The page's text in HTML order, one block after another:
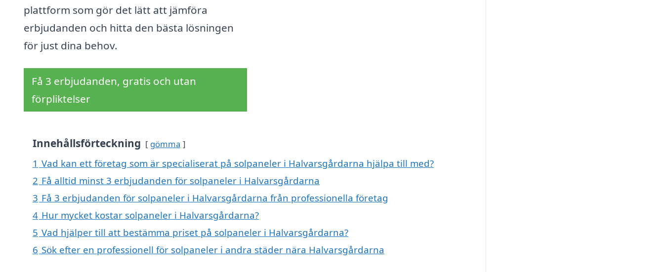
plattform som gör det lätt att jämföra
erbjudanden och hitta den bästa lösningen
för just dina behov.
Få 3 erbjudanden, gratis och utan
förpliktelser
Innehållsförteckning gömma
1 Vad kan ett företag som är specialiserat på solpaneler i Halvarsgårdarna hjälpa till med?
2 Få alltid minst 3 erbjudanden för solpaneler i Halvarsgårdarna
3 Få 3 erbjudanden för solpaneler i Halvarsgårdarna från professionella företag
4 Hur mycket kostar solpaneler i Halvarsgårdarna?
5 Vad hjälper till att bestämma priset på solpaneler i Halvarsgårdarna?
6 Sök efter en professionell för solpaneler i andra städer nära Halvarsgårdarna